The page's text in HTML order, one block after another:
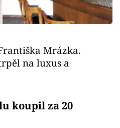
Mrázka.
na luxus a
koupil za 20